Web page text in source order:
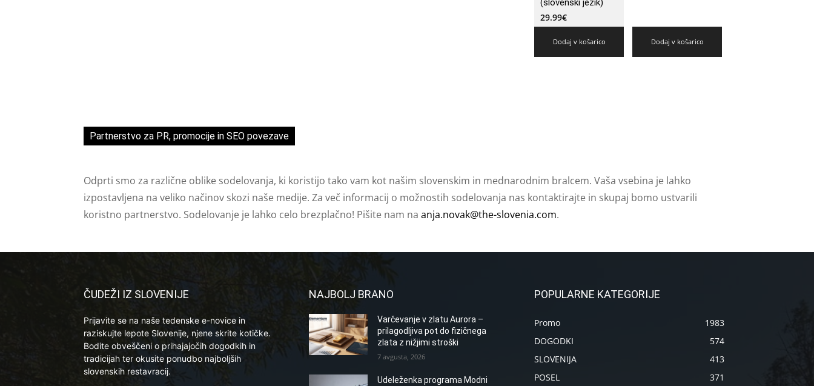
(slovenski jezik)
29.99€
Dodaj v košarico Dodaj v košarico
Partnerstvo za PR, promocije in SEO povezave
Odprti smo za različne oblike sodelovanja, ki koristijo tako vam kot našim slovenskim in mednarodnim bralcem. Vaša vsebina je lahko
izpostavljena na veliko načinov skozi naše medije. Za več informacij o možnostih sodelovanja nas kontaktirajte in skupaj bomo ustvarili
koristno partnerstvo. Sodelovanje je lahko celo brezplačno! Pišite nam na anja.novak@the-slovenia.com.
ČUDEŽI IZ SLOVENIJE
Prijavite se na naše tedenske e-novice in
raziskujte lepote Slovenije, njene skrite kotičke.
Bodite obveščeni o prihajajočih dogodkih in
tradicijah ter okusite ponudbo najboljših
slovenskih restavracij.
NAJBOLJ BRANO
Varčevanje v zlatu Aurora –
prilagodljiva pot do fizičnega
zlata z nižjimi stroški
7 avgusta, 2026
Udeleženka programa Modni
POPULARNE KATEGORIJE
Promo
1983
DOGODKI
574
SLOVENIJA
413
POSEL
371